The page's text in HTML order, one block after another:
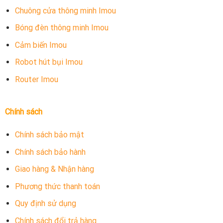
Ở Đà Nẵng nên mua nguồn camera Imou IPC-A22P
điện năng rất đáng tin cậy và phù hợp để cung cấp nguồn
điện cho cácbo nguon adapter camera Imou
Hãy liên hệ ngay cho
ngũ chuyên viên của đại lý sẽ tư vấn và giải đáp mọi thắc
mắc của bạn trong việc chọn lựa camera Imou.
Chuông cửa thông minh Imou
Bóng đèn thông minh Imou
Cảm biến Imou
Robot hút bụi Imou
Router Imou
Chính sách
Chính sách bảo mật
Chính sách bảo hành
Giao hàng & Nhận hàng
Phương thức thanh toán
Quy định sử dụng
Chính sách đổi trả hàng